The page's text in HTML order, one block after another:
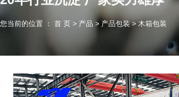
您当前的位置 ： 首 页 > 产品 > 产品包装 >木箱包装